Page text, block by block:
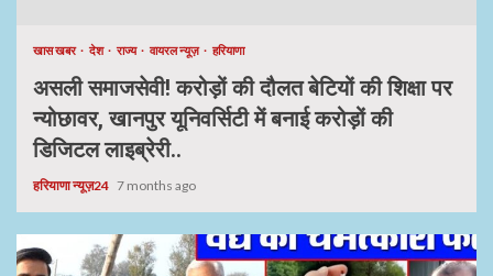
खास खबर देश राज्य वायरल न्यूज़ हरियाणा
असली समाजसेवी! करोड़ों की दौलत बेटियों की शिक्षा पर
न्योछावर, खानपुर यूनिवर्सिटी में बनाई करोड़ों की
डिजिटल लाइब्रेरी..
हरियाणा न्यूज़24 7 months ago